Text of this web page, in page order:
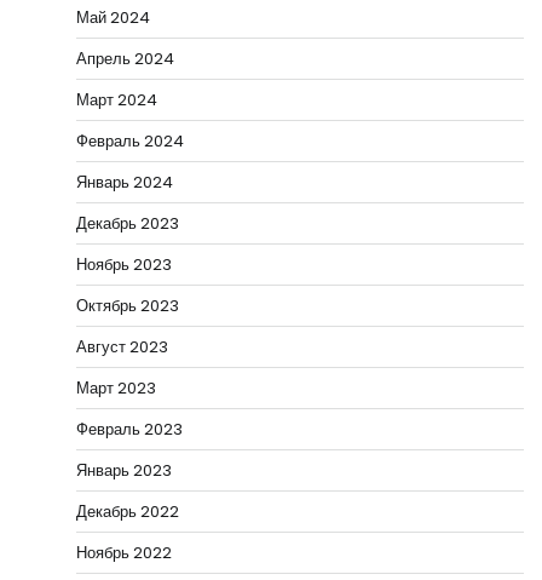
Май 2024
Апрель 2024
Март 2024
Февраль 2024
Январь 2024
Декабрь 2023
Ноябрь 2023
Октябрь 2023
Август 2023
Март 2023
Февраль 2023
Январь 2023
Декабрь 2022
Ноябрь 2022